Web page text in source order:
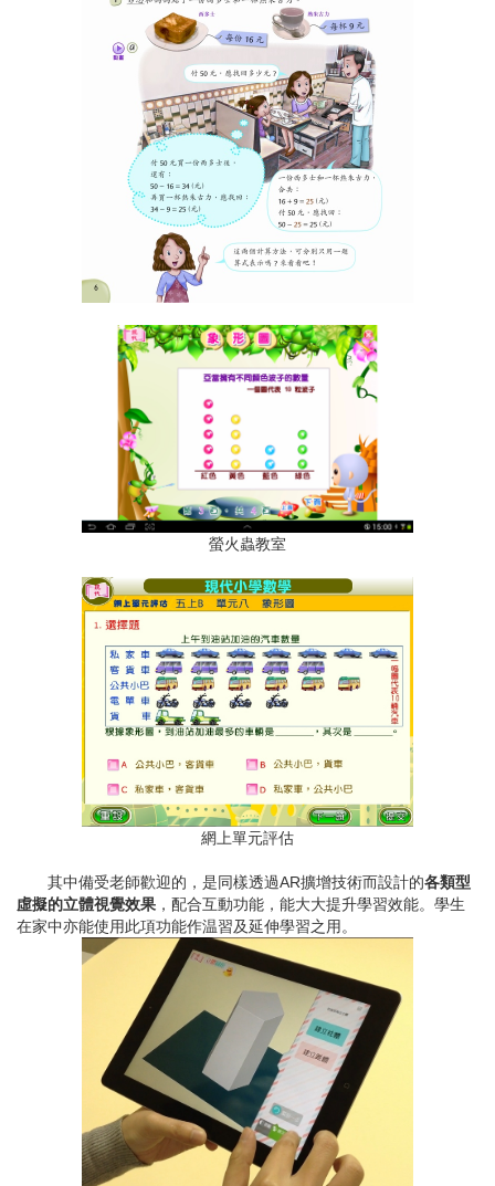
螢火蟲教室
網上單元評估
其中備受老師歡迎的，是同樣透過AR擴增技術而設計的各類型
虛擬的立體視覺效果 ，配合互動功能，能大大提升學習效能。學生
在家中亦能使用此項功能作温習及延伸學習之用。